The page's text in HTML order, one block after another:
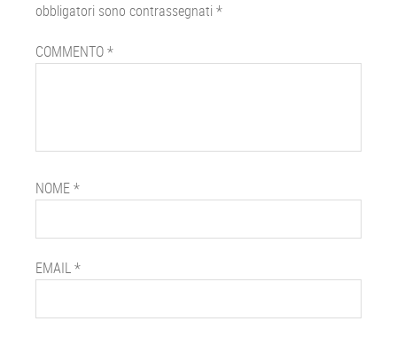
obbligatori sono contrassegnati *
COMMENTO*
NOME*
EMAIL*